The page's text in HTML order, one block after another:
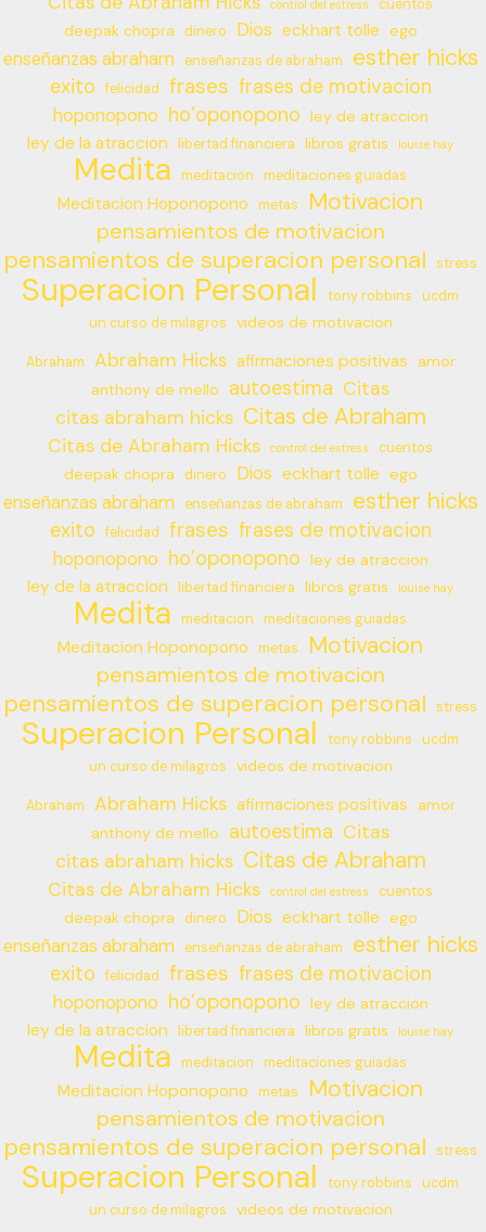
control del estress cuentos
deepak chopra dinero Dios eckhart tolle ego
enseñanzas abraham enseñanzas de abraham esther hicks
exito felicidad frases frases de motivacion
hoponopono ho’oponopono ley de atraccion
ley de la atraccion libertad financiera libros gratis louise hay
Medita meditacion meditaciones guiadas
Meditacion Hoponopono metas Motivacion
pensamientos de motivacion
pensamientos de superacion personal stress
Superacion Personal tony robbins
ucdm
un curso de milagros
videos de motivacion
Abraham Abraham Hicks afirmaciones positivas
amor
anthony de mello
autoestima Citas
citas abraham hicks Citas de Abraham
Citas de Abraham Hicks control del estress cuentos
deepak chopra dinero Dios eckhart tolle ego
enseñanzas abraham enseñanzas de abraham esther hicks
exito felicidad frases frases de motivacion
hoponopono ho’oponopono ley de atraccion
ley de la atraccion libertad financiera libros gratis louise hay
Medita meditacion meditaciones guiadas
Meditacion Hoponopono metas Motivacion
pensamientos de motivacion
pensamientos de superacion personal stress
Superacion Personal tony robbins
ucdm
un curso de milagros
videos de motivacion
Abraham Abraham Hicks afirmaciones positivas
amor
anthony de mello
autoestima Citas
citas abraham hicks Citas de Abraham
Citas de Abraham Hicks control del estress cuentos
deepak chopra dinero Dios eckhart tolle ego
enseñanzas abraham enseñanzas de abraham esther hicks
exito felicidad frases frases de motivacion
hoponopono ho’oponopono ley de atraccion
ley de la atraccion libertad financiera libros gratis louise hay
Medita meditacion meditaciones guiadas
Meditacion Hoponopono metas Motivacion
pensamientos de motivacion
pensamientos de superacion personal stress
Superacion Personal tony robbins
ucdm
un curso de milagros
videos de motivacion